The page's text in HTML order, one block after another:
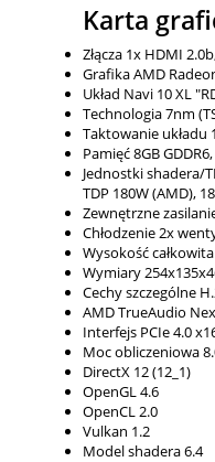
Karta
Złącza 1x HDMI
Grafika AMD
Układ Navi 10 XL
Technologia 7nm
Taktowanie układu
Pamięć 8GB
Jednostki shadera/
TDP 180W (AMD),
Zewnętrzne
Chłodzenie 2x
Wysokość
Wymiary
Cechy szczególne
AMD TrueAudio
Interfejs PCIe 4.0
Moc obliczeniowa
DirectX 12 (12_1)
OpenGL 4.6
OpenCL 2.0
Vulkan 1.2
Model shadera 6.4